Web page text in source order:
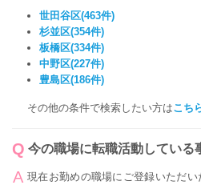
世田谷区(463件)
杉並区(354件)
板橋区(334件)
中野区(227件)
豊島区(186件)
その他の条件で検索したい方はこち
今の職場に転職活動している
現在お勤めの職場にご登録いただ